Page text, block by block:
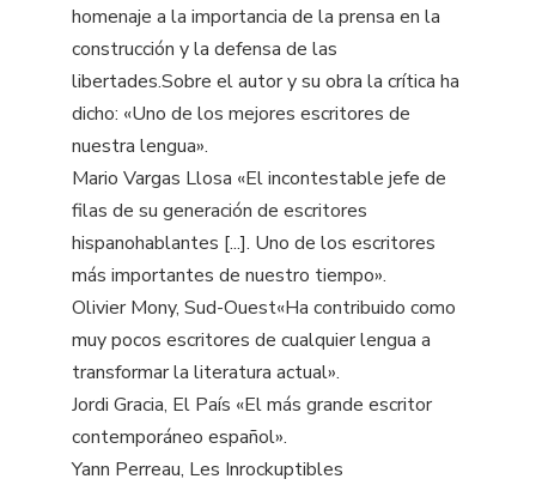
homenaje a la importancia de la prensa en la
construcción y la defensa de las
libertades.Sobre el autor y su obra la crítica ha
dicho: «Uno de los mejores escritores de
nuestra lengua».
Mario Vargas Llosa «El incontestable jefe de
filas de su generación de escritores
hispanohablantes [...]. Uno de los escritores
más importantes de nuestro tiempo».
Olivier Mony, Sud-Ouest«Ha contribuido como
muy pocos escritores de cualquier lengua a
transformar la literatura actual».
Jordi Gracia, El País «El más grande escritor
contemporáneo español».
Yann Perreau, Les Inrockuptibles